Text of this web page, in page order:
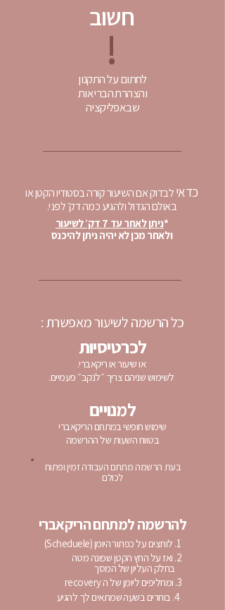
חשוב
!
לחתום על התקנון
והצהרת הבריאות
שבאפליקציה
כדאילבדוק אם השיעור קורה בסטודיו הקטן או
באולם הגדול ולהגיע כמה דק׳ לפני.
*ניתן לאחר עד 7 דק׳ לשיעור
ולאחר מכן לא יהיה ניתן להיכנס
כל הרשמה לשיעור מאפשרת :
לכרטיסיות
או שיעור או ריקאברי.
לשימוש שניהם צריך ״לנקב״ פעמיים.
למנויים
שימוש חופשי במתחם הריקאברי
בטווח השעות של ההרשמה
בעת הרשמה מתחם העבודה זמין ופתוח
לכולם
להרשמה למתחם הריקאברי
1. לוחצים על כפתור היומן (Scheduele)
בחלק העליון של המסך
2. ואז על החץ הקטן שפונה מטה
3. ומחליפים ליומן של ה recovery
4. בוחרים בשעה שמתאים לך להגיע